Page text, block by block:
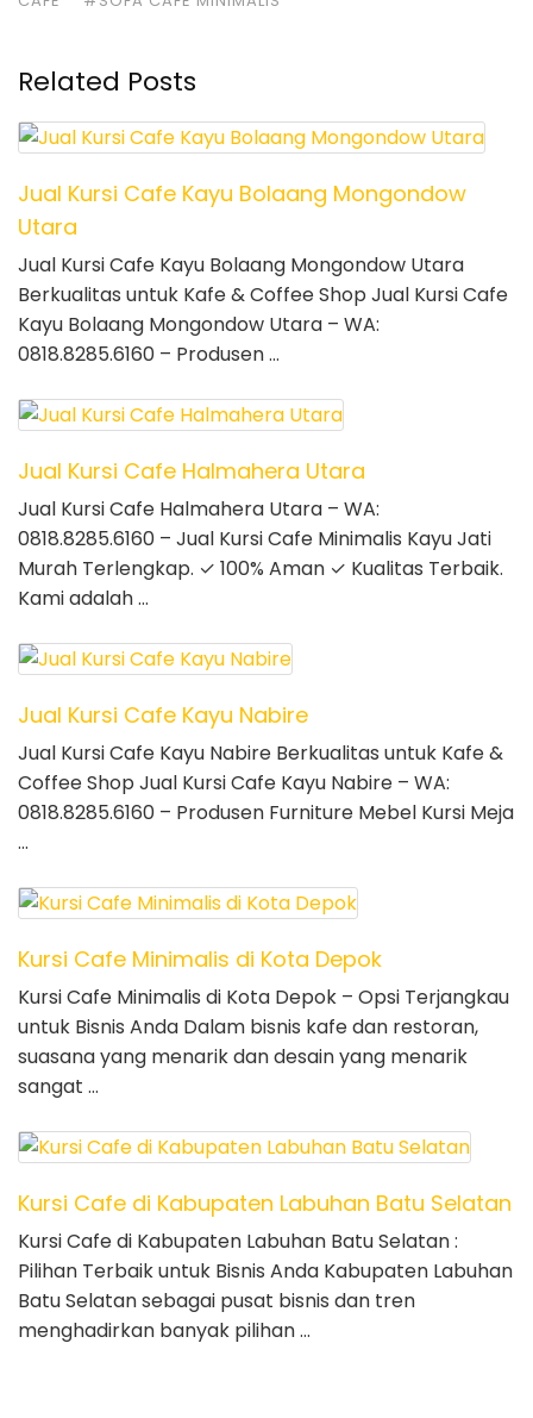
Related Posts
Jual Kursi Cafe Kayu Bolaang Mongondow
Utara
Jual Kursi Cafe Kayu Bolaang Mongondow Utara
Berkualitas untuk Kafe & Coffee Shop Jual Kursi Cafe
Kayu Bolaang Mongondow Utara – WA:
0818.8285.6160 – Produsen …
Jual Kursi Cafe Halmahera Utara
Jual Kursi Cafe Halmahera Utara – WA:
0818.8285.6160 – Jual Kursi Cafe Minimalis Kayu Jati
Murah Terlengkap. ✓ 100% Aman ✓ Kualitas Terbaik.
Kami adalah …
Jual Kursi Cafe Kayu Nabire
Jual Kursi Cafe Kayu Nabire Berkualitas untuk Kafe &
Coffee Shop Jual Kursi Cafe Kayu Nabire – WA:
0818.8285.6160 – Produsen Furniture Mebel Kursi Meja
…
Kursi Cafe Minimalis di Kota Depok
Kursi Cafe Minimalis di Kota Depok – Opsi Terjangkau
untuk Bisnis Anda Dalam bisnis kafe dan restoran,
suasana yang menarik dan desain yang menarik
sangat …
Kursi Cafe di Kabupaten Labuhan Batu Selatan
Kursi Cafe di Kabupaten Labuhan Batu Selatan :
Pilihan Terbaik untuk Bisnis Anda Kabupaten Labuhan
Batu Selatan sebagai pusat bisnis dan tren
menghadirkan banyak pilihan …